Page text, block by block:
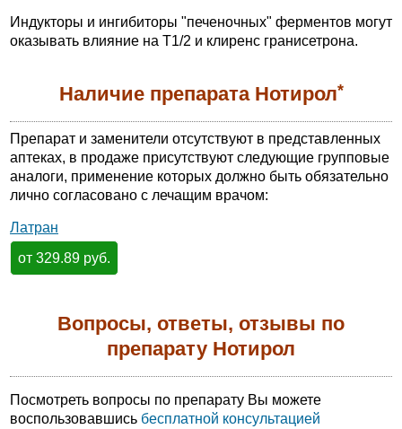
Индукторы и ингибиторы "печеночных" ферментов могут
оказывать влияние на T1/2 и клиренс гранисетрона.
Наличие препарата Нотирол*
Препарат и заменители отсутствуют в представленных
аптеках, в продаже присутствуют следующие групповые
аналоги, применение которых должно быть обязательно
лично согласовано с лечащим врачом:
Латран
от 329.89 руб.
Вопросы, ответы, отзывы по
препарату Нотирол
Посмотреть вопросы по препарату Вы можете
воспользовавшись бесплатной консультацией